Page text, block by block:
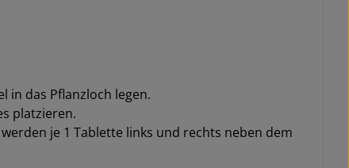
in das Pflanzloch legen.
platzieren.
je 1 Tablette links und rechts neben dem